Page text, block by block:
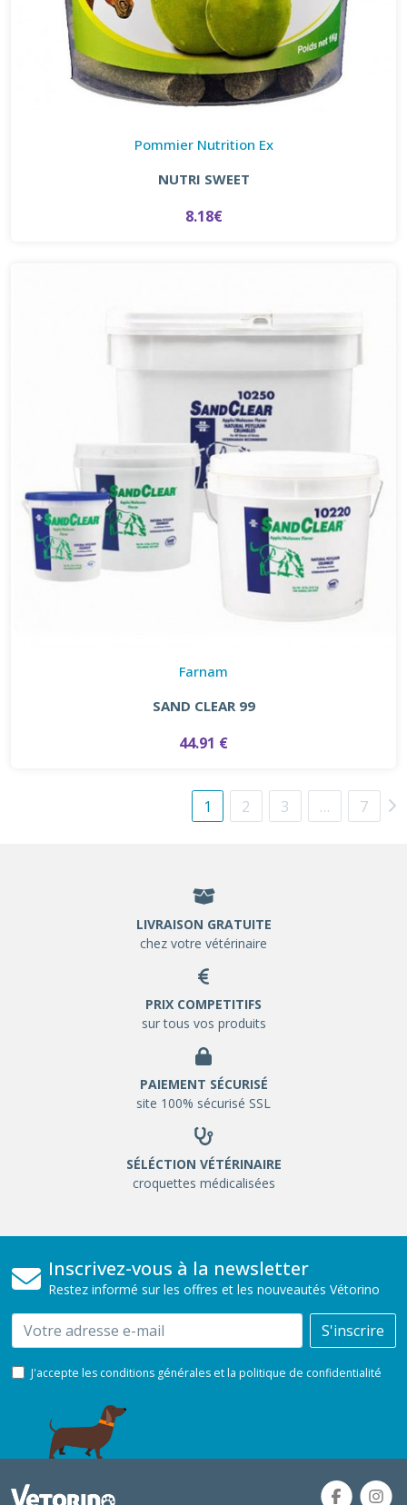
Pommier Nutrition Ex
NUTRI SWEET
8.18€
Farnam
SAND CLEAR 99
44.91 €
1 2 3 … 7
LIVRAISON GRATUITE
chez votre vétérinaire
PRIX COMPETITIFS
sur tous vos produits
PAIEMENT SÉCURISÉ
site 100% sécurisé SSL
SÉLÉCTION VÉTÉRINAIRE
croquettes médicalisées
Inscrivez-vous à la newsletter
Restez informé sur les offres et les nouveautés Vétorino
Email S'inscrire
J'accepte les conditions générales et la politique de confidentialité